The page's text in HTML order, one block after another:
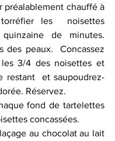
préalablement chauffé à
torréfier les  noisettes
de minutes.
des peaux.  Concassez
les 3/4 des noisettes et
restant  et saupoudrez-
Réservez.
fond de tartelettes
concassées.
au chocolat au lait